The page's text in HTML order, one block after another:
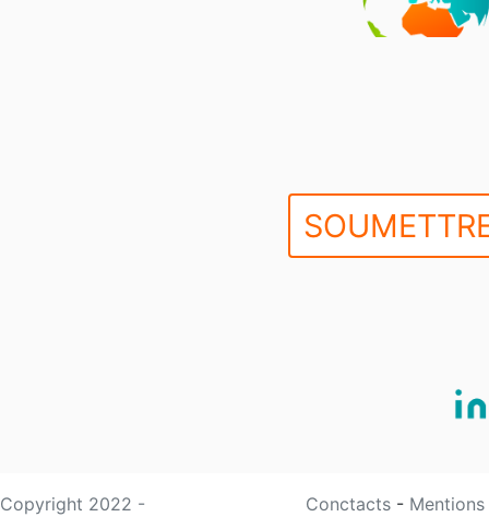
Copyright 2022 -
Conctacts -